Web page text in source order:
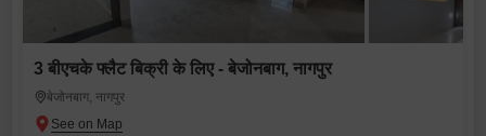
3 बीएचके फ्लैट बिक्री के लिए - बेजोनबाग, नागपुर
बेजोनबाग, नागपुर